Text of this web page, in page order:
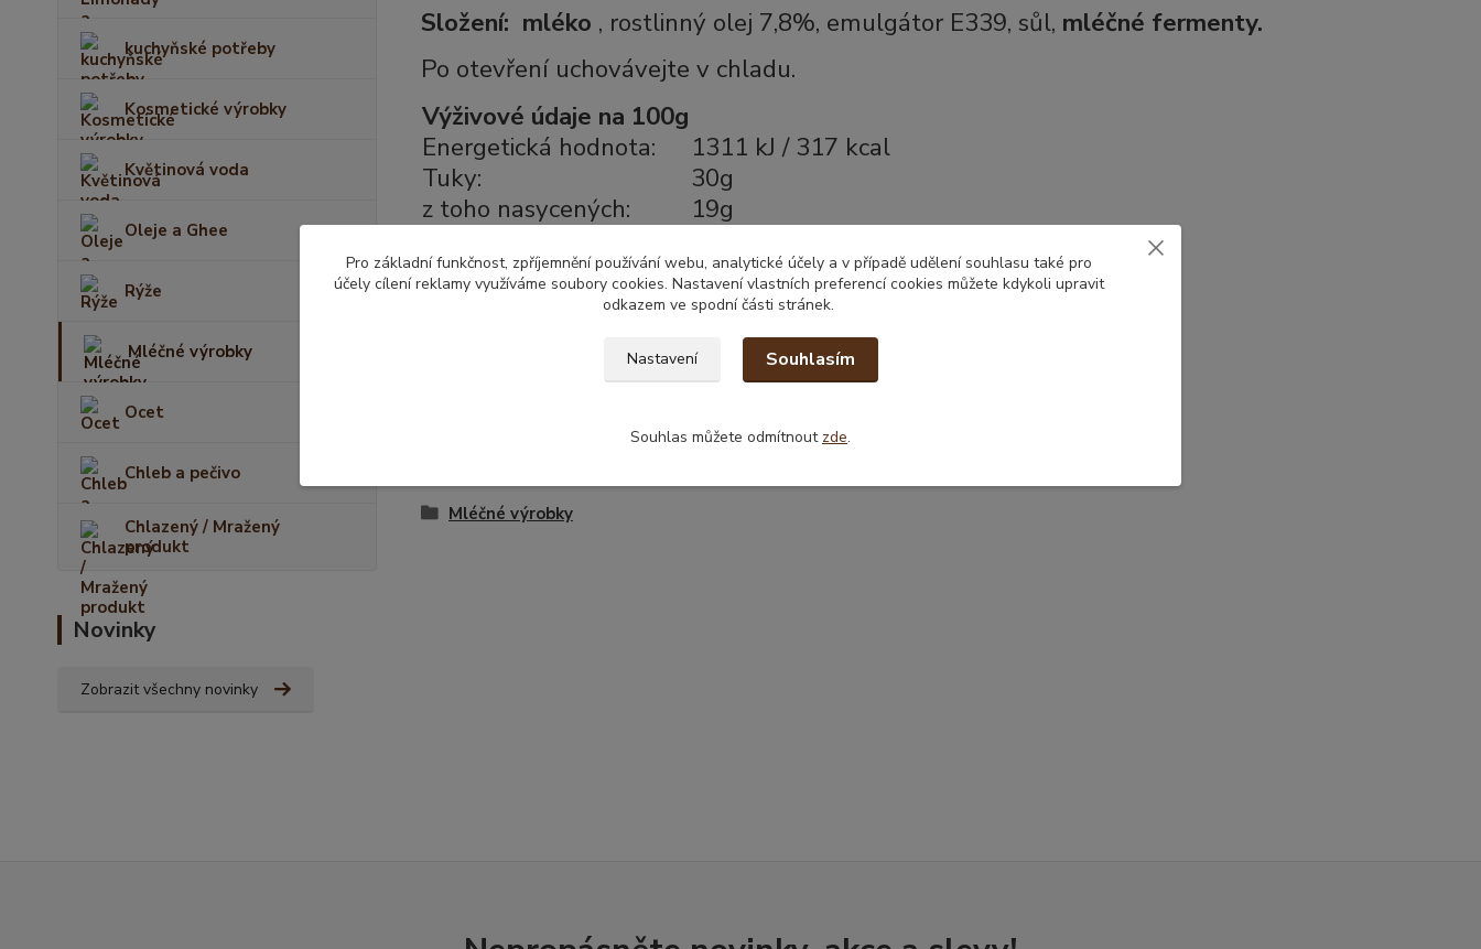
kuchyňské potřeby
Kosmetické výrobky
Květinová voda
Oleje a Ghee
Rýže
Mléčné výrobky
Ocet
Chleb a pečivo
Chlazený / Mražený
produkt
Novinky
Zobrazit všechny novinky
Složení: mléko , rostlinný olej 7,8%, emulgátor E339, sůl, mléčné fermenty.
Po otevření uchovávejte v chladu.
Výživové údaje na 100g
Energetická hodnota:
1311 kJ / 317 kcal
Tuky:
30g
z toho nasycených:
19g
z toho cukry:
1,5g
Bílkoviny:
8,8g
Mléčné výrobky
Pro základní funkčnost, zpříjemnění používání webu, analytické účely a v případě udělení souhlasu také pro
účely cílení reklamy využíváme soubory cookies. Nastavení vlastních preferencí cookies můžete kdykoli upravit
odkazem ve spodní části stránek.
Nastavení Souhlasím
Souhlas můžete odmítnout zde.